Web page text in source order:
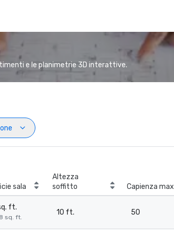
e le planimetrie 3D interattive.
sala
Altezza
soffitto
Capienza max
ft.
sq. ft.
10 ft. 50